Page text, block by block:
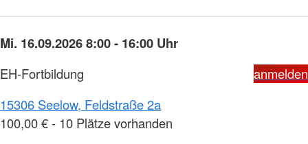
Mi. 16.09.2026 8:00 - 16:00 Uhr
EH-Fortbildung
anmelden
15306 Seelow, Feldstraße 2a
100,00 € - 10 Plätze vorhanden